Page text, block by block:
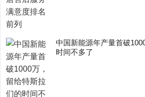
中国新能源年产量首破
时间不多了